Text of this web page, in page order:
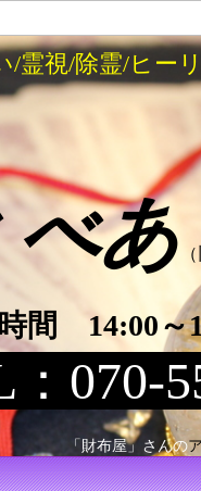
/除霊/ヒーリ
あ
間 14:00～
070-
「財布屋」さんの